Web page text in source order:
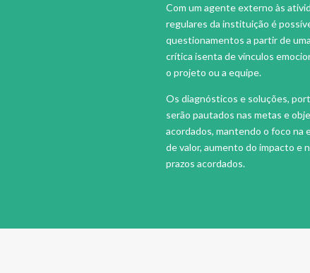
Com um agente externo às
regulares da instituição é
questionamentos a partir de
crítica isenta de vínculos
o projeto ou a equipe.
Os diagnósticos e soluções,
serão pautados nas metas e
acordados, mantendo o foco na
de valor, aumento do impacto e
prazos acordados.